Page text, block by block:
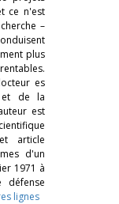
ce n'est
–
plus
es
et de la
est
article
d'un
1971 à
défense
lignes